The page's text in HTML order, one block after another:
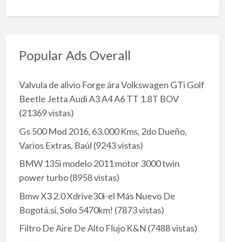
Popular Ads Overall
Valvula de alivio Forge ára Volkswagen GTi Golf
Beetle Jetta Audi A3 A4 A6 TT 1.8T BOV
(21369 vistas)
Gs 500 Mod 2016, 63.000 Kms, 2do Dueño,
Varios Extras, Baúl (9243 vistas)
BMW 135i modelo 2011 motor 3000 twin
power turbo(8958 vistas)
Bmw X3 2.0 Xdrive30i-el Más Nuevo De
Bogotá,sí, Solo 5470km! (7873 vistas)
Filtro De Aire De Alto Flujo K&N (7488 vistas)